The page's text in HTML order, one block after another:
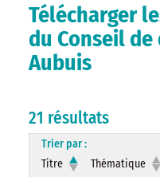
Télécharger
du Conseil
Aubuis
21 résultats
Trier par :
Titre
Thématique